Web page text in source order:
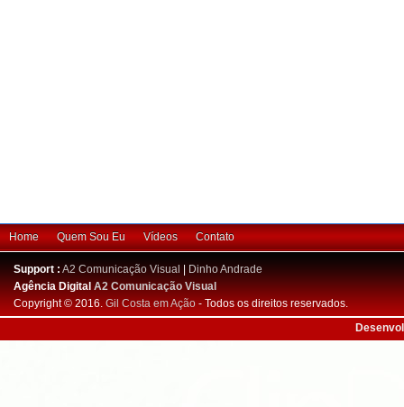
Home Quem Sou Eu Vídeos Contato
Support : A2 Comunicação Visual
Dinho Andrade
Agência DigitalA2 Comunicação Visual
Copyright © 2016. Gil Costa em Ação - Todos os direitos reservados.